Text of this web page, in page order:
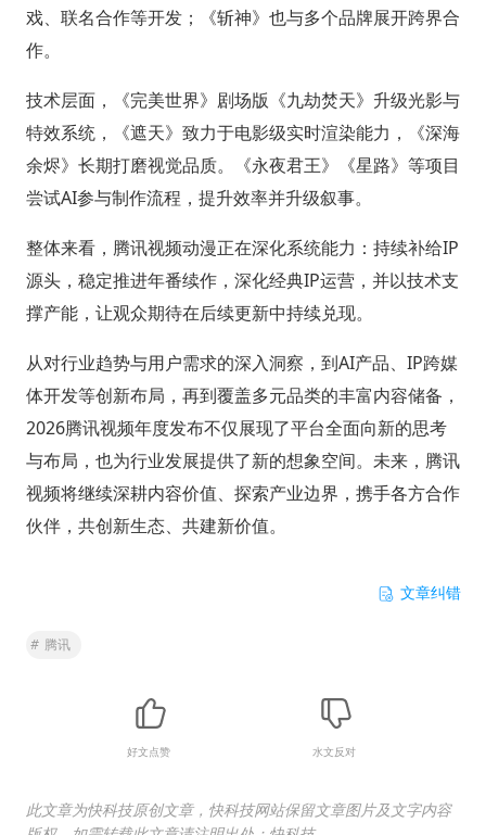
戏、联名合作等开发；《斩神》也与多个品牌展开跨界合
作。
技术层面，《完美世界》剧场版《九劫焚天》升级光影与
特效系统，《遮天》致力于电影级实时渲染能力，《深海
余烬》长期打磨视觉品质。《永夜君王》《星路》等项目
尝试AI参与制作流程，提升效率并升级叙事。
整体来看，腾讯视频动漫正在深化系统能力：持续补给IP
源头，稳定推进年番续作，深化经典IP运营，并以技术支
撑产能，让观众期待在后续更新中持续兑现。
从对行业趋势与用户需求的深入洞察，到AI产品、IP跨媒
体开发等创新布局，再到覆盖多元品类的丰富内容储备，
2026腾讯视频年度发布不仅展现了平台全面向新的思考
与布局，也为行业发展提供了新的想象空间。未来，腾讯
视频将继续深耕内容价值、探索产业边界，携手各方合作
伙伴，共创新生态、共建新价值。
文章纠错
# 腾讯
好文点赞 水文反对
此文章为快科技原创文章，快科技网站保留文章图片及文字内容